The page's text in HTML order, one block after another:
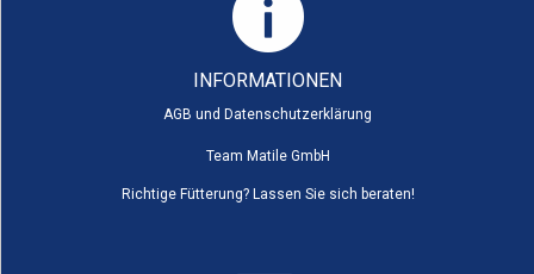
INFORMATIONEN
AGB und Datenschutzerklärung
Team Matile GmbH
Richtige Fütterung? Lassen Sie sich beraten!